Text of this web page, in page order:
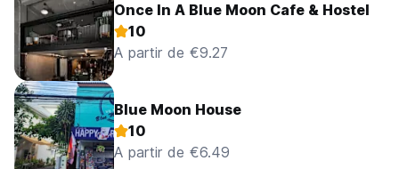
Once In A Blue Moon Cafe & Hostel
10
A partir de €9.27
Blue Moon House
10
A partir de €6.49